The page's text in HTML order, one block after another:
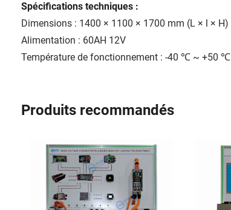
Spécifications techniques :
Dimensions : 1400 × 1100 × 1700 mm (L × l × H)
Alimentation : 60AH 12V
Température de fonctionnement : -40 ℃ ~ +50 ℃
Produits recommandés